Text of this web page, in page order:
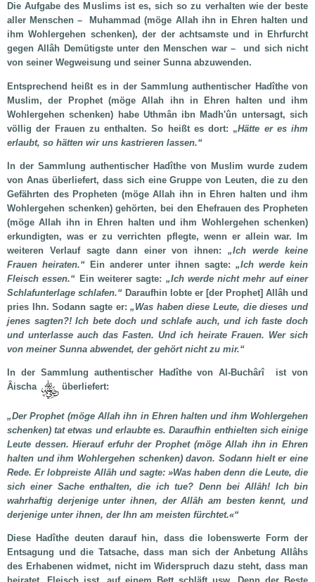
Die Aufgabe des Muslims ist es, sich so zu verhalten wie der beste
aller Menschen –
Muhammad (möge Allah ihn in Ehren halten und
ihm Wohlergehen schenken), der der achtsamste und in Ehrfurcht
gegen Allâh Demütigste unter den Menschen war –
und sich nicht
von seiner Wegweisung und seiner Sunna abzuwenden.
Entsprechend heißt es in der Sammlung authentischer Hadîthe von
Muslim, der Prophet (möge Allah ihn in Ehren halten und ihm
Wohlergehen schenken) habe Uthmân ibn Madh'ûn untersagt, sich
völlig der Frauen zu enthalten. So heißt es dort: „Hätte er es ihm
erlaubt, so hätten wir uns kastrieren lassen.“
In der Sammlung authentischer Hadîthe von Muslim wurde zudem
von Anas überliefert, dass sich eine Gruppe von Leuten, die zu den
Gefährten des Propheten (möge Allah ihn in Ehren halten und ihm
Wohlergehen schenken) gehörten, bei den Ehefrauen des Propheten
(möge Allah ihn in Ehren halten und ihm Wohlergehen schenken)
erkundigten, was er zu verrichten pflegte, wenn er allein war. Im
weiteren Verlauf sagte dann einer von ihnen:„Ich werde keine
Frauen heiraten.“ Ein anderer unter ihnen sagte: „Ich werde kein
Fleisch essen.“ Ein weiterer sagte: „Ich werde nicht mehr auf einer
Schlafunterlage schlafen.“ Daraufhin lobte er [der Prophet] Allâh und
pries Ihn. Sodann sagte er:„Was haben diese Leute, die dieses und
jenes sagten?! Ich bete doch und schlafe auch, und ich faste doch
und unterlasse auch das Fasten. Und ich heirate Frauen. Wer sich
von meiner Sunna abwendet, der gehört nicht zu mir.“
In der Sammlung authentischer Hadîthe von Al-Buchârî
ist von
Âischa
überliefert:
„Der Prophet (möge Allah ihn in Ehren halten und ihm Wohlergehen
schenken) tat etwas und erlaubte es. Daraufhin enthielten sich einige
Leute dessen. Hierauf erfuhr der Prophet (möge Allah ihn in Ehren
halten und ihm Wohlergehen schenken) davon. Sodann hielt er eine
Rede. Er lobpreiste Allâh und sagte: »Was haben denn die Leute, die
sich einer Sache enthalten, die ich tue? Denn bei Allâh! Ich bin
wahrhaftig derjenige unter ihnen, der Allâh am besten kennt, und
derjenige unter ihnen, der Ihn am meisten fürchtet.«“
Diese Hadîthe deuten darauf hin, dass die lobenswerte Form der
Entsagung und die Tatsache, dass man sich der Anbetung Allâhs
des Erhabenen widmet, nicht im Widerspruch dazu steht, dass man